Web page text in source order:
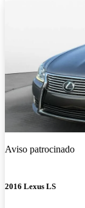
Aviso patrocinado
2016 Lexus LS